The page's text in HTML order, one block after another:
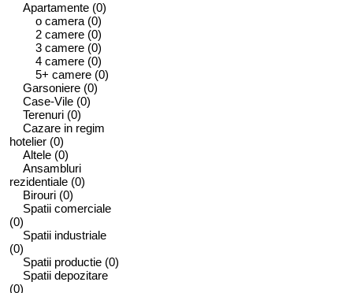
Apartamente (0)
o camera (0)
2 camere (0)
3 camere (0)
4 camere (0)
5+ camere (0)
Garsoniere (0)
Case-Vile (0)
Terenuri (0)
Cazare in regim
hotelier (0)
Altele (0)
Ansambluri
rezidentiale (0)
Birouri (0)
Spatii comerciale
(0)
Spatii industriale
(0)
Spatii productie (0)
Spatii depozitare
(0)